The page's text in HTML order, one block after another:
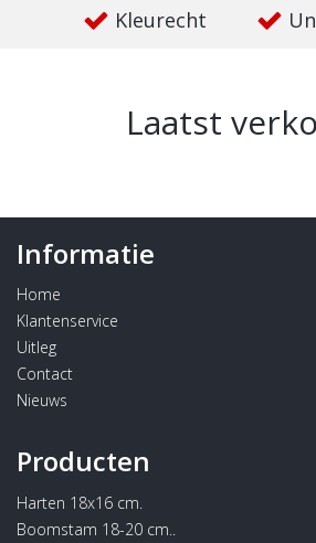
Kleurecht
Laatst
Informatie
Home
Klantenservice
Uitleg
Contact
Nieuws
Producten
Harten 18x16 cm.
Boomstam 18-20 cm..